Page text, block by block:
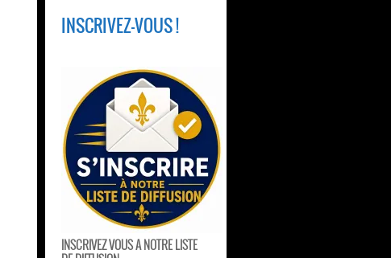
INSCRIVEZ-VOUS !
INSCRIVEZ VOUS A NOTRE LISTE